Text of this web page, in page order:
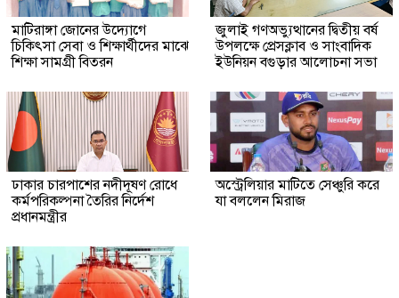
মাটিরাঙ্গা জোনের উদ্যোগে
চিকিৎসা সেবা ও শিক্ষার্থীদের মাঝে
শিক্ষা সামগ্রী বিতরন
জুলাই গণঅভ্যুত্থানের দ্বিতীয় বর্ষ
উপলক্ষে প্রেসক্লাব ও সাংবাদিক
ইউনিয়ন বগুড়ার আলোচনা সভা
ঢাকার চারপাশের নদীদূষণ রোধে
কর্মপরিকল্পনা তৈরির নির্দেশ
প্রধানমন্ত্রীর
অস্ট্রেলিয়ার মাটিতে সেঞ্চুরি করে
যা বললেন মিরাজ